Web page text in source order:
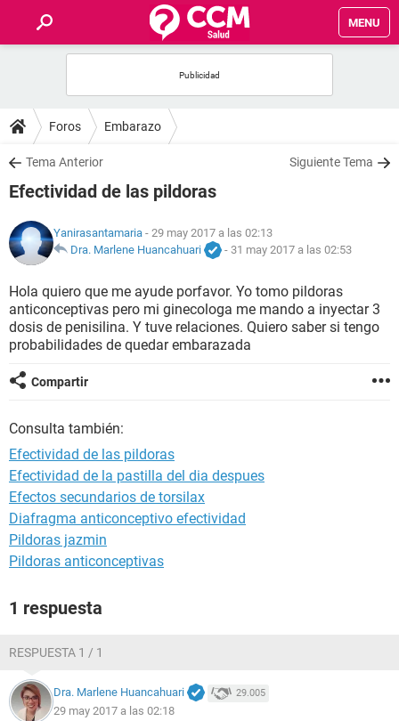
MENU
FOROS
SALUD
NUTRICIÓN
BIENESTAR
SEXUALIDAD
GLOSARIO
Foros Embarazo
Tema Anterior Siguiente Tema
Efectividad de las pildoras
Yanirasantamaria - 29 may 2017 a las 02:13
Dra. Marlene Huancahuari
- 31 may 2017 a las 02:53
Hola quiero que me ayude porfavor. Yo tomo pildoras
anticonceptivas pero mi ginecologa me mando a inyectar 3
dosis de penisilina. Y tuve relaciones. Quiero saber si tengo
probabilidades de quedar embarazada
Compartir
Consulta también:
Efectividad de las pildoras
Efectividad de la pastilla del dia despues
Efectos secundarios de torsilax
Diafragma anticonceptivo efectividad
Pildoras jazmin
Pildoras anticonceptivas
1 respuesta
RESPUESTA 1 / 1
Dra. Marlene Huancahuari 29.005
29 may 2017 a las 02:18